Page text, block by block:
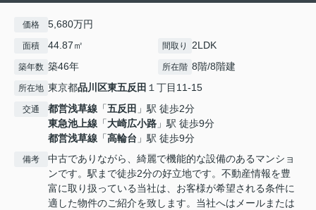
価格 5,680万円
面積 44.87㎡ 間取り 2LDK
築年数 築46年 所在階 8階/8階建
所在地 東京都品川区東五反田 １丁目11-15
交通 都営浅草線 「五反田 」駅 徒歩2分
東急池上線 「大崎広小路 」駅 徒歩9分
都営浅草線 「高輪台 」駅 徒歩9分
備考
中古でありながら、綺麗で機能的な設備のあるマンショ
ンです。駅まで徒歩2分の好立地です。不動産情報を豊
富に取り扱っている当社は、お客様が希望される条件に
適した物件のご紹介を致します。当社へはメールまたは